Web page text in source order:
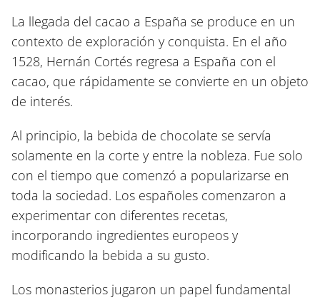
La llegada del cacao a España se produce en un
contexto de exploración y conquista. En el año
1528, Hernán Cortés regresa a España con el
cacao, que rápidamente se convierte en un objeto
de interés.
Al principio, la bebida de chocolate se servía
solamente en la corte y entre la nobleza. Fue solo
con el tiempo que comenzó a popularizarse en
toda la sociedad. Los españoles comenzaron a
experimentar con diferentes recetas,
incorporando ingredientes europeos y
modificando la bebida a su gusto.
Los monasterios jugaron un papel fundamental